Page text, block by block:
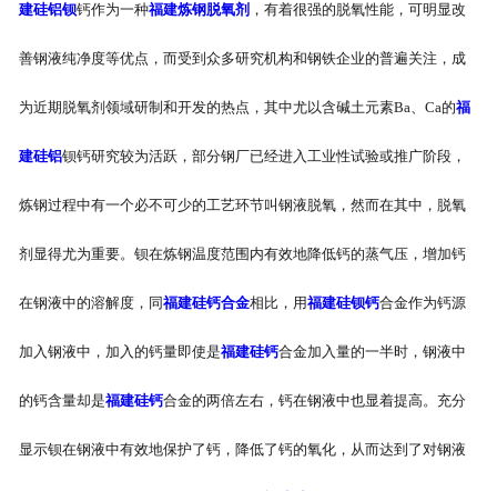
建硅铝钡钙作为一种福建炼钢脱氧剂 ，有着很强的脱氧性能，可明显改
善钢液纯净度等优点，而受到众多研究机构和钢铁企业的普遍关注，成
为近期脱氧剂领域研制和开发的热点，其中尤以含碱土元素Ba、Ca的福
建硅铝钡钙研究较为活跃，部分钢厂已经进入工业性试验或推广阶段，
炼钢过程中有一个必不可少的工艺环节叫钢液脱氧，然而在其中，脱氧
剂显得尤为重要。钡在炼钢温度范围内有效地降低钙的蒸气压，增加钙
在钢液中的溶解度，同福建硅钙合金相比，用福建硅钡钙合金作为钙源
加入钢液中，加入的钙量即使是福建硅钙合金加入量的一半时，钢液中
的钙含量却是福建硅钙合金的两倍左右，钙在钢液中也显着提高。充分
显示钡在钢液中有效地保护了钙，降低了钙的氧化，从而达到了对钢液